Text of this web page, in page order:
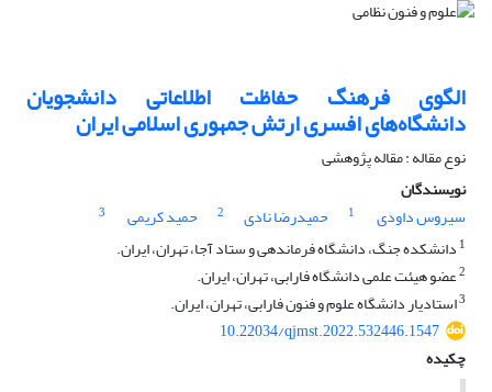
الگوی فرهنگ حفاظت اطلاعاتی دانشجویان
دانشگاه‌های افسری ارتش جمهوری اسلامی ایران
نوع مقاله : مقاله پژوهشی
نویسندگان
سیروس داودی
1 حمیدرضا نادی 2 حمید کریمی
3
1 دانشکده جنگ، دانشگاه فرماندهی و ستاد آجا، تهران، ایران.
2عضو هیئت علمی دانشگاه فارابی، تهران، ایران.
3استادیار دانشگاه علوم و فنون فارابی، تهران، ایران.
10.22034/qjmst.2022.532446.1547
چکیده